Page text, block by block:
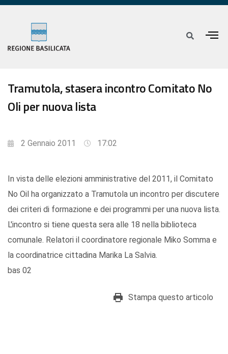
Tramutola, stasera incontro Comitato No
Oli per nuova lista
2 Gennaio 2011 17:02
In vista delle elezioni amministrative del 2011, il Comitato
No Oil ha organizzato a Tramutola un incontro per discutere
dei criteri di formazione e dei programmi per una nuova lista.
L'incontro si tiene questa sera alle 18 nella biblioteca
comunale. Relatori il coordinatore regionale Miko Somma e
la coordinatrice cittadina Marika La Salvia.
bas 02
Stampa questo articolo